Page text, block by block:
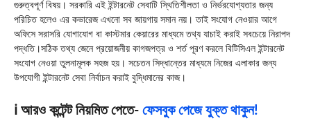
গুরুত্বপূর্ণ বিষয়। সরকারি এই ইন্টারনেট সেবাটি স্থিতিশীলতা ও নির্ভরযোগ্যতার জন্য
পরিচিত হলেও এর কভারেজ এখনো সব জায়গায় সমান নয়। তাই সংযোগ নেওয়ার আগে
অফিসে সরাসরি যোগাযোগ বা কাস্টমার কেয়ারের মাধ্যমে তথ্য যাচাই করাই সবচেয়ে নিরাপদ
পদ্ধতি।সঠিক তথ্য জেনে প্রয়োজনীয় কাগজপত্র ও শর্ত পূরণ করলে বিটিসিএল ইন্টারনেট
সংযোগ নেওয়া তুলনামূলক সহজ হয়। সচেতন সিদ্ধান্তের মাধ্যমে নিজের এলাকার জন্য
উপযোগী ইন্টারনেট সেবা নির্বাচন করাই বুদ্ধিমানের কাজ।
ℹ️ আরও কন্টেন্ট নিয়মিত পেতে- ফেসবুক পেজে যুক্ত থাকুন!